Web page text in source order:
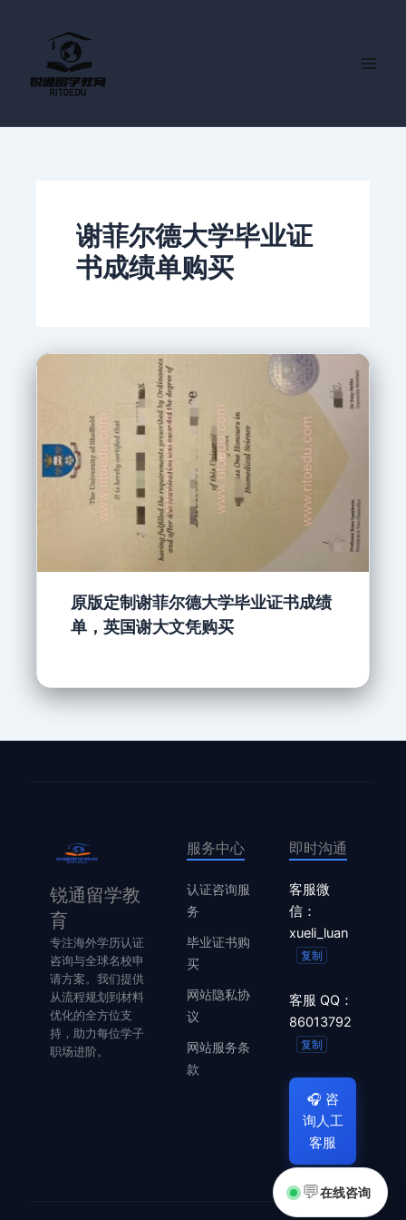
谢菲尔德大学毕业证
书成绩单购买
原版定制谢菲尔德大学毕业证书成绩
单，英国谢大文凭购买
锐通留学教
育
专注海外学历认证
咨询与全球名校申
请方案。我们提供
从流程规划到材料
优化的全方位支
持，助力每位学子
职场进阶。
服务中心
认证咨询服
务
毕业证书购
买
网站隐私协
议
网站服务条
款
即时沟通
客服微
信：
xueli_luan
复制
客服 QQ：
86013792
复制
🎧 咨
询人工
客服
💬在线咨询